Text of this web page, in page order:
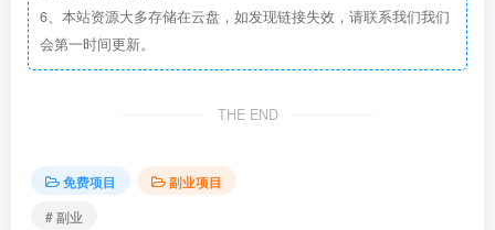
6、本站资源大多存储在云盘，如发现链接失效，请联系我们我们
会第一时间更新。
THE END
免费项目
副业项目
# 副业